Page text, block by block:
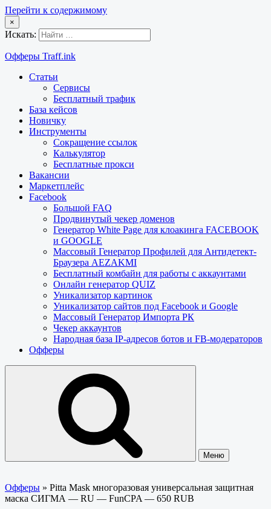
Перейти к содержимому
×
Искать:
Офферы Traff.ink
Статьи
Сервисы
Бесплатный трафик
База кейсов
Новичку
Инструменты
Сокращение ссылок
Калькулятор
Бесплатные прокси
Вакансии
Маркетплейс
Facebook
Большой FAQ
Продвинутый чекер доменов
Генератор White Page для клоакинга FACEBOOK
и GOOGLE
Массовый Генератор Профилей для Антидетект-
Браузера AEZAKMI
Бесплатный комбайн для работы с аккаунтами
Онлайн генератор QUIZ
Уникализатор картинок
Уникализатор сайтов под Facebook и Google
Массовый Генератор Импорта РК
Чекер аккаунтов
Народная база IP-адресов ботов и FB-модераторов
Офферы
Меню
Офферы » Pitta Mask многоразовая универсальная защитная
маска СИГМА — RU — FunCPA — 650 RUB